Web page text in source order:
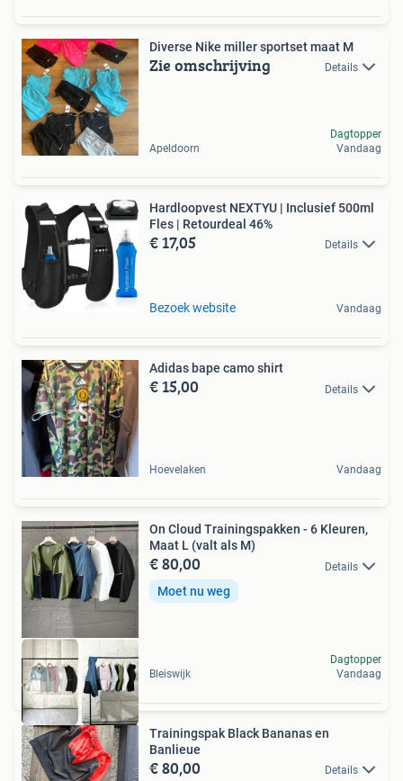
Diverse Nike miller sportset maat M
Zie omschrijving Details
Apeldoorn
Dagtopper
Vandaag
Hardloopvest NEXTYU | Inclusief 500ml
Fles | Retourdeal 46%
€ 17,05 Details
Bezoek website Vandaag
Adidas bape camo shirt
€ 15,00 Details
Hoevelaken Vandaag
On Cloud Trainingspakken - 6 Kleuren,
Maat L (valt als M)
€ 80,00 Details
Moet nu weg
Bleiswijk
Dagtopper
Vandaag
Trainingspak Black Bananas en
Banlieue
€ 80,00 Details